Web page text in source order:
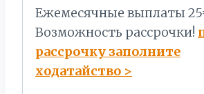
Ежемесячные выплаты
Bозможность рассрочки!
рассрочку заполните
ходатайство >